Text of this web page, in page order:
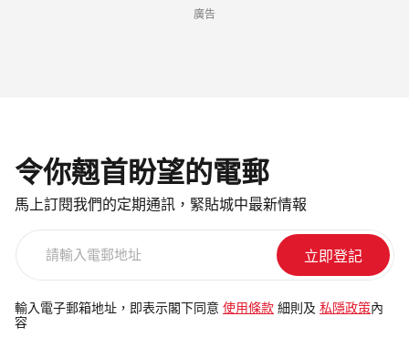
廣告
令你翹首盼望的電郵
馬上訂閱我們的定期通訊，緊貼城中最新情報
電
郵
輸入電子郵箱地址，即表示閣下同意 使用條款 細則及 私隱政策 內
容